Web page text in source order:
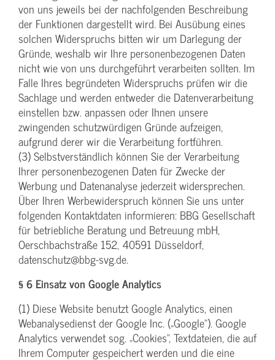
von uns jeweils bei der nachfolgenden Beschreibung
der Funktionen dargestellt wird. Bei Ausübung eines
solchen Widerspruchs bitten wir um Darlegung der
Gründe, weshalb wir Ihre personenbezogenen Daten
nicht wie von uns durchgeführt verarbeiten sollten. Im
Falle Ihres begründeten Widerspruchs prüfen wir die
Sachlage und werden entweder die Datenverarbeitung
einstellen bzw. anpassen oder Ihnen unsere
zwingenden schutzwürdigen Gründe aufzeigen,
aufgrund derer wir die Verarbeitung fortführen.
(3) Selbstverständlich können Sie der Verarbeitung
Ihrer personenbezogenen Daten für Zwecke der
Werbung und Datenanalyse jederzeit widersprechen.
Über Ihren Werbewiderspruch können Sie uns unter
folgenden Kontaktdaten informieren: BBG Gesellschaft
für betriebliche Beratung und Betreuung mbH,
Oerschbachstraße 152, 40591 Düsseldorf,
datenschutz@bbg-svg.de.
§ 6 Einsatz von Google Analytics
(1) Diese Website benutzt Google Analytics, einen
Webanalysedienst der Google Inc. („Google“). Google
Analytics verwendet sog. „Cookies“, Textdateien, die auf
Ihrem Computer gespeichert werden und die eine